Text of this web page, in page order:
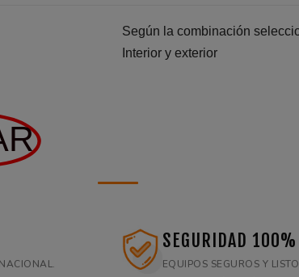
Según la combinación
Interior y exterior
SEGURIDAD 100%
EQUIPOS SEGUROS Y